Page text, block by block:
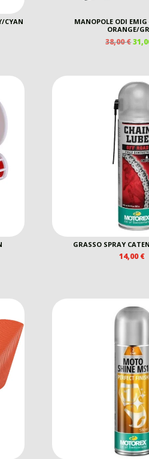
CYAN
MANOPOLE ODI EMIG
ORANGE/
38,00€IL
ERA:
GRASSO SPRAY
14,00€